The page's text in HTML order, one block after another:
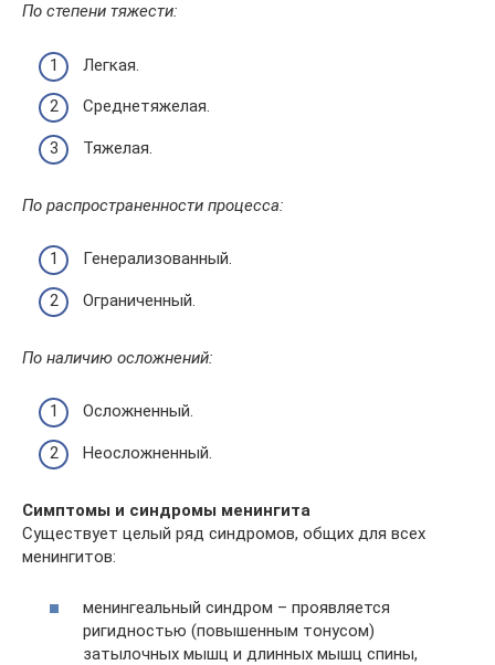
По степени тяжести:
Легкая.
Среднетяжелая.
Тяжелая.
По распространенности процесса:
Генерализованный.
Ограниченный.
По наличию осложнений:
Осложненный.
Неосложненный.
Симптомы и синдромы менингита
Существует целый ряд синдромов, общих для всех
менингитов:
менингеальный синдром – проявляется
ригидностью (повышенным тонусом)
затылочных мышц и длинных мышц спины,